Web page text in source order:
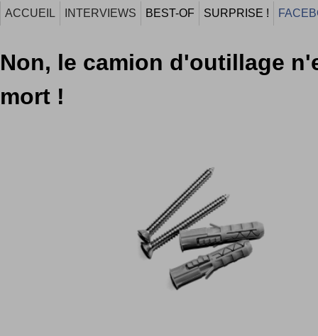
ACCUEIL INTERVIEWS BEST-OF SURPRISE !
Non, le camion d'outillage
mort !